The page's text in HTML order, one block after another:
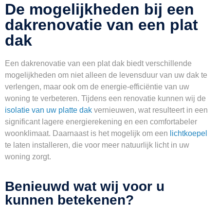
De mogelijkheden bij een
dakrenovatie van een plat
dak
Een dakrenovatie van een plat dak biedt verschillende
mogelijkheden om niet alleen de levensduur van uw dak te
verlengen, maar ook om de energie-efficiëntie van uw
woning te verbeteren. Tijdens een renovatie kunnen wij de
isolatie van uw platte dak vernieuwen, wat resulteert in een
significant lagere energierekening en een comfortabeler
woonklimaat. Daarnaast is het mogelijk om een lichtkoepel
te laten installeren, die voor meer natuurlijk licht in uw
woning zorgt.
Benieuwd wat wij voor u
kunnen betekenen?